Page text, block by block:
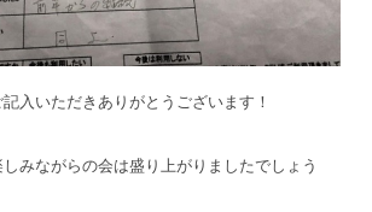
入いただきありがとうございます！
みながらの会は盛り上がりましたでしょう